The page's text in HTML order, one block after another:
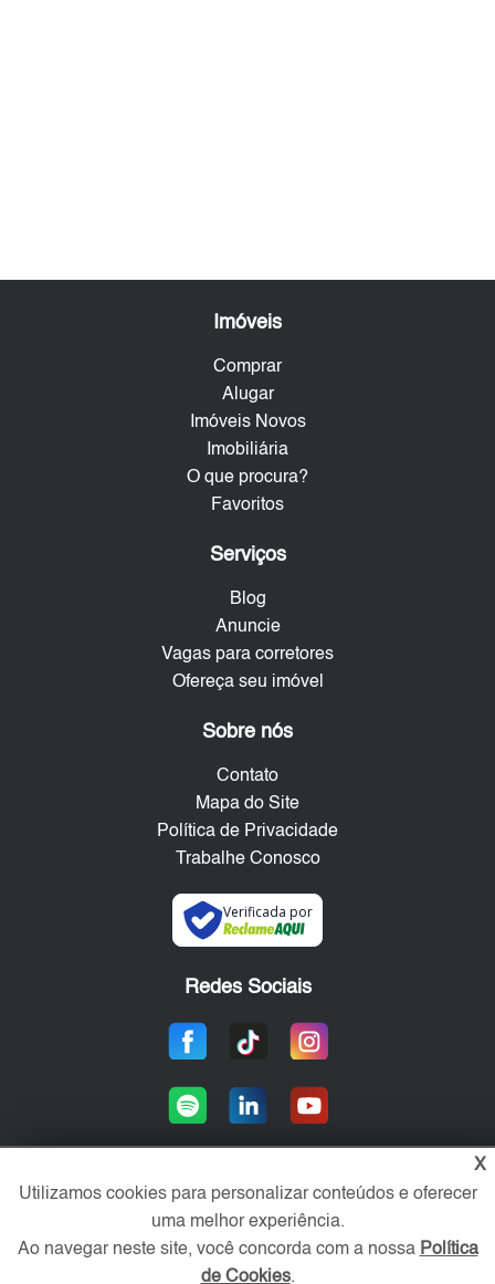
Imóveis
Comprar
Alugar
Imóveis Novos
Imobiliária
O que procura?
Favoritos
Serviços
Blog
Anuncie
Vagas para corretores
Ofereça seu imóvel
Sobre nós
Contato
Mapa do Site
Política de Privacidade
Trabalhe Conosco
Verificada por
Redes Sociais
Área exclusiva aos anunciantes,
acesse sua conta:
X
Utilizamos cookies para personalizar conteúdos e oferecer
uma melhor experiência.
Ao navegar neste site, você concorda com a nossa Política
de Cookies.